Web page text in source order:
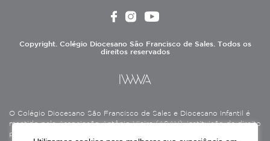
Copyright. Colégio Diocesano São Francisco de Sales. Todos os
direitos reservados
O Colégio Diocesano São Francisco de Sales e Diocesano Infantil é
mantido pela Associação Antônio Vieira (ASAV), instituição de direito
privado sem fins lucrativos, filantrópica, de natureza educativa,